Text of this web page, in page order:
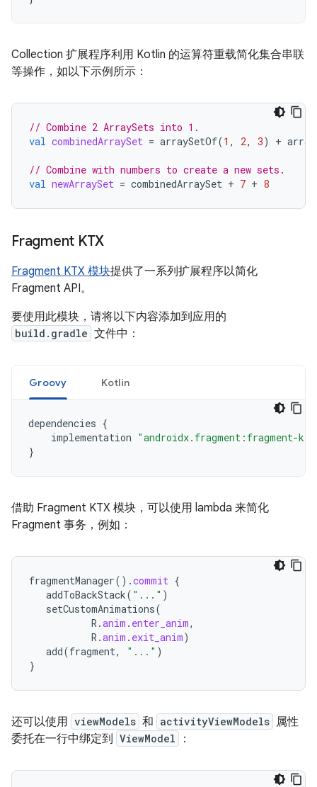
Collection 扩展程序利用 Kotlin 的运算符重载简化集合串联
等操作，如以下示例所示：
// Combine 2 ArraySets into 1.
val combinedArraySet = arraySetOf(1 , 2, 3) +
// Combine with numbers to create a new sets.
val newArraySet = combinedArraySet + 7 + 8
Fragment KTX
Fragment KTX 模块提供了一系列扩展程序以简化
Fragment API。
要使用此模块，请将以下内容添加到应用的
build.gradle 文件中：
Groovy Kotlin
dependencies {
implementation "androidx.fragment:fragment-
}
借助 Fragment KTX 模块，可以使用 lambda 来简化
Fragment 事务，例如：
fragmentManager().commit {
addToBackStack( "..." )
setCustomAnimations(
R .anim . enter_anim,
R .anim . exit_anim)
add(fragment, "..." )
}
还可以使用 viewModels 和 activityViewModels 属性
委托在一行中绑定到 ViewModel ：